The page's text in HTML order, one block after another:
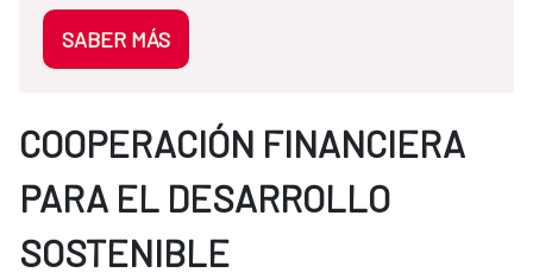
SABER MÁS
COOPERACIÓN FINANCIERA
PARA EL DESARROLLO
SOSTENIBLE